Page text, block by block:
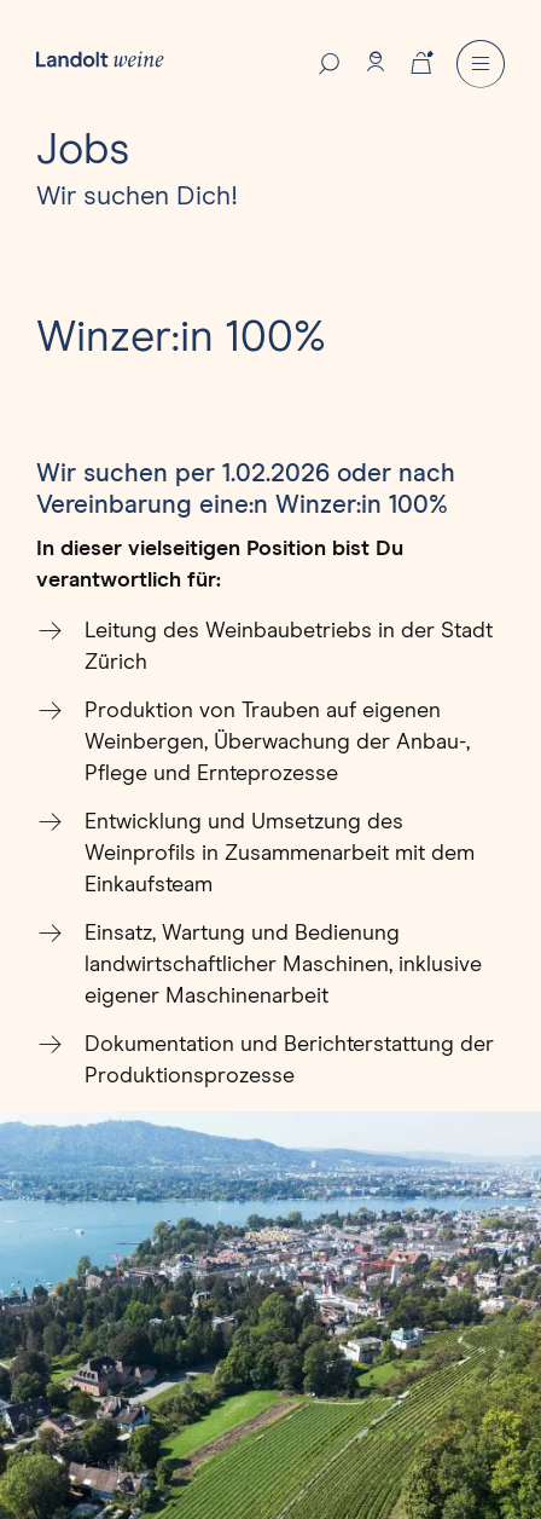
Jobs
Wir suchen Dich!
Winzer:in 100%
Wir suchen per 1.02.2026 oder nach
Vereinbarung eine:n Winzer:in 100%
In dieser vielseitigen Position bist Du
verantwortlich für:
Leitung des Weinbaubetriebs in der Stadt
Zürich
Produktion von Trauben auf eigenen
Weinbergen, Überwachung der Anbau-,
Pflege und Ernteprozesse
Entwicklung und Umsetzung des
Weinprofils in Zusammenarbeit mit dem
Einkaufsteam
Einsatz, Wartung und Bedienung
landwirtschaftlicher Maschinen, inklusive
eigener Maschinenarbeit
Dokumentation und Berichterstattung der
Produktionsprozesse